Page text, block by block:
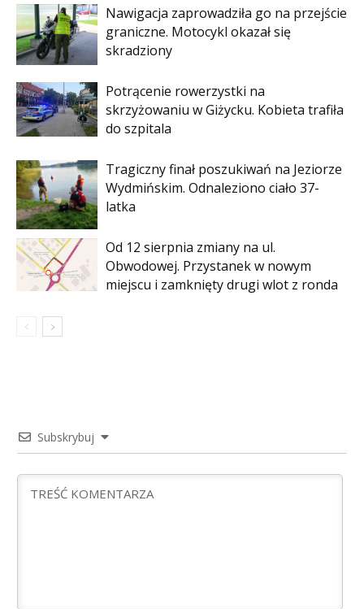
Nawigacja zaprowadziła go na przejście
graniczne. Motocykl okazał się
skradziony
Potrącenie rowerzystki na
skrzyżowaniu w Giżycku. Kobieta trafiła
do szpitala
Tragiczny finał poszukiwań na Jeziorze
Wydmińskim. Odnaleziono ciało 37-
latka
Od 12 sierpnia zmiany na ul.
Obwodowej. Przystanek w nowym
miejscu i zamknięty drugi wlot z ronda
Subskrybuj